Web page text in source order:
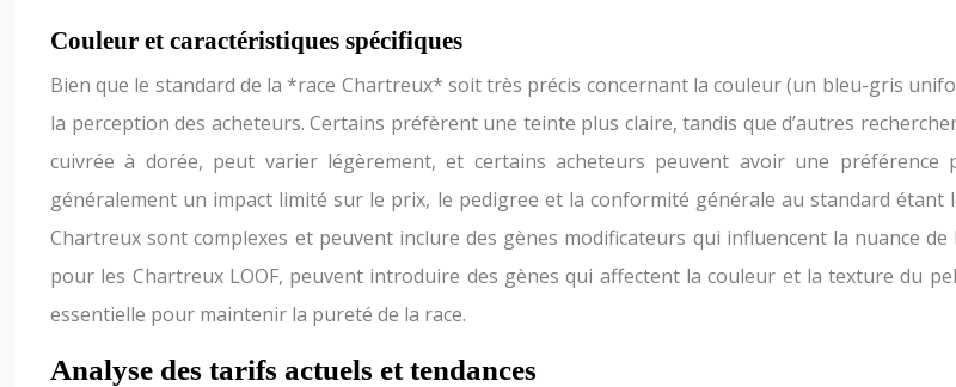
Couleur et caractéristiques spécifiques
Bien que le standard de la *race Chartreux* soit très précis concernant la couleur (un bleu-gris
la perception des acheteurs. Certains préfèrent une teinte plus claire, tandis que d’autres
cuivrée à dorée, peut varier légèrement, et certains acheteurs peuvent avoir une
généralement un impact limité sur le prix, le pedigree et la conformité générale au standard
Chartreux sont complexes et peuvent inclure des gènes modificateurs qui influencent la nuance
pour les Chartreux LOOF, peuvent introduire des gènes qui affectent la couleur et la texture du
essentielle pour maintenir la pureté de la race.
Analyse des tarifs actuels et tendances